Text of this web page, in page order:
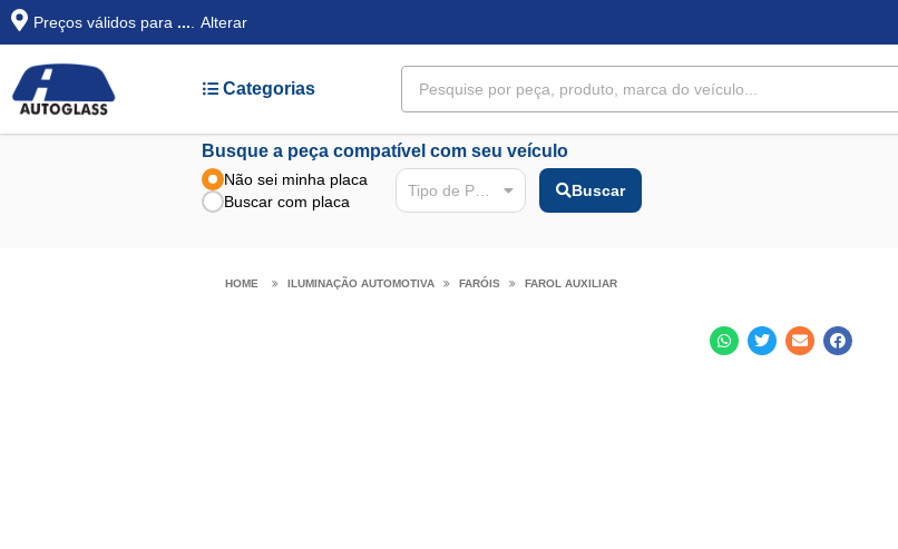
Preços válidos para ... Alterar
Categorias
Busque a peça compatível com seu veículo
Não sei minha placa
Buscar com placa
Tipo de Peça Buscar
ILUMINAÇÃO AUTOMOTIVA FARÓIS FAROL AUXILIAR